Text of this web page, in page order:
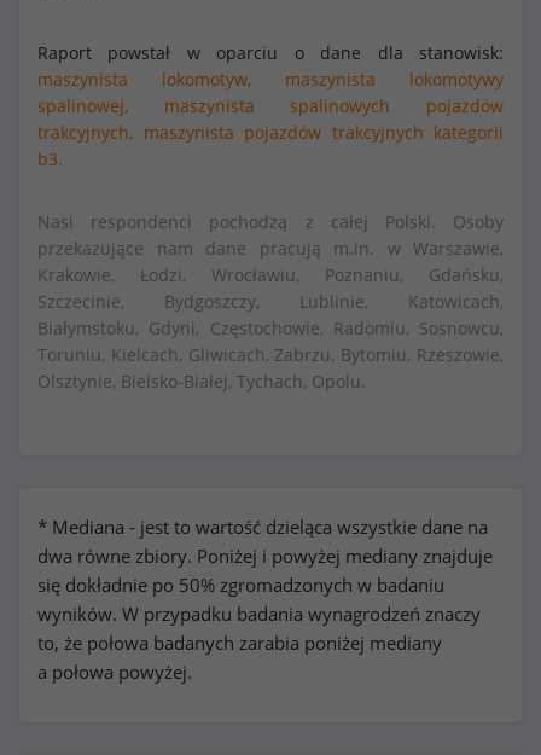
Raport powstał w oparciu o dane dla stanowisk:
maszynista lokomotyw,
maszynista lokomotywy
spalinowej,
maszynista spalinowych pojazdów
trakcyjnych, maszynista pojazdów trakcyjnych kategorii
b3.
Nasi respondenci pochodzą z całej Polski. Osoby
przekazujące nam dane pracują m.in. w Warszawie,
Krakowie, Łodzi, Wrocławiu, Poznaniu, Gdańsku,
Szczecinie, Bydgoszczy, Lublinie, Katowicach,
Białymstoku, Gdyni, Częstochowie, Radomiu, Sosnowcu,
Toruniu, Kielcach, Gliwicach, Zabrzu, Bytomiu, Rzeszowie,
Olsztynie, Bielsko-Białej, Tychach, Opolu.
* Mediana - jest to wartość dzieląca wszystkie dane na
dwa równe zbiory. Poniżej i powyżej mediany znajduje
się dokładnie po 50% zgromadzonych w badaniu
wyników. W przypadku badania wynagrodzeń znaczy
to, że połowa badanych zarabia poniżej mediany
a połowa powyżej.